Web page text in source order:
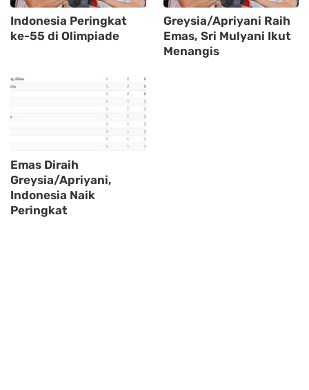
Indonesia Peringkat
ke-55 di Olimpiade
Greysia/Apriyani Raih
Emas, Sri Mulyani Ikut
Menangis
Emas Diraih
Greysia/Apriyani,
Indonesia Naik
Peringkat